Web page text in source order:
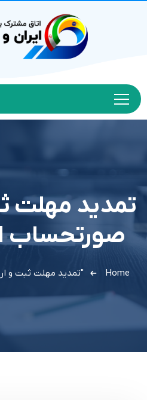
تمدید مهلت
صورتحساب
Home "تمدید مهلت ثبت و